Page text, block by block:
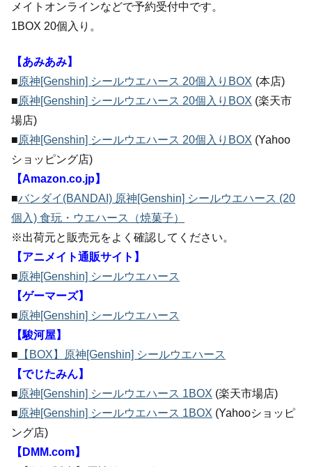
メイトオンラインなどで予約受付中です。
1BOX 20個入り。
【あみあみ】
■原神[Genshin] シールウエハース 20個入りBOX (本店)
■原神[Genshin] シールウエハース 20個入りBOX (楽天市
場店)
■原神[Genshin] シールウエハース 20個入りBOX (Yahoo
ショッピング店)
【Amazon.co.jp】
■バンダイ(BANDAI) 原神[Genshin] シールウエハース (20
個入) 食玩・ウエハース（焼菓子）
※出荷元と販売元をよく確認してください。
【アニメイト通販サイト】
■原神[Genshin] シールウエハース
【ゲーマーズ】
■原神[Genshin] シールウエハース
【駿河屋】
■ 【BOX】原神[Genshin] シールウエハース
【でじたみん】
■原神[Genshin] シールウエハース 1BOX (楽天市場店)
■原神[Genshin] シールウエハース 1BOX (Yahooショッピ
ング店)
【DMM.com】